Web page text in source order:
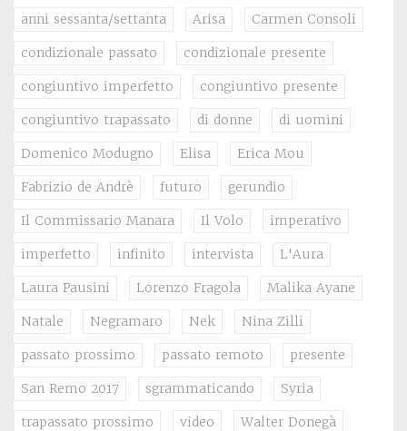
anni sessanta/settanta Arisa Carmen Consoli
condizionale passato condizionale presente
congiuntivo imperfetto congiuntivo presente
congiuntivo trapassato di donne di uomini
Domenico Modugno Elisa Erica Mou
Fabrizio de Andrè futuro gerundio
Il Commissario Manara Il Volo imperativo
imperfetto infinito intervista L'Aura
Laura Pausini Lorenzo Fragola Malika Ayane
Natale Negramaro Nek Nina Zilli
passato prossimo passato remoto presente
San Remo 2017 sgrammaticando Syria
trapassato prossimo video Walter Donegà